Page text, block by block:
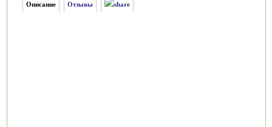
Описание Отзывы